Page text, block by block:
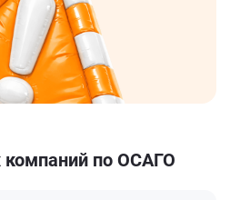
компаний по ОСАГО